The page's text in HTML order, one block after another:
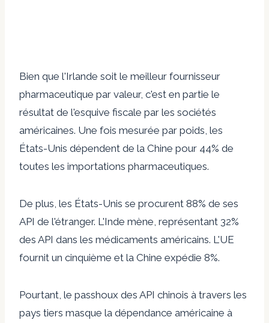
Bien que l'Irlande soit le meilleur fournisseur
pharmaceutique par valeur, c'est en partie le
résultat de l'esquive fiscale par les sociétés
américaines. Une fois mesurée par poids, les
États-Unis dépendent de la Chine pour 44% de
toutes les importations pharmaceutiques.
De plus, les États-Unis se procurent 88% de ses
API de l'étranger. L'Inde mène, représentant 32%
des API dans les médicaments américains. L'UE
fournit un cinquième et la Chine expédie 8%.
Pourtant, le passhoux des API chinois à travers les
pays tiers masque la dépendance américaine à